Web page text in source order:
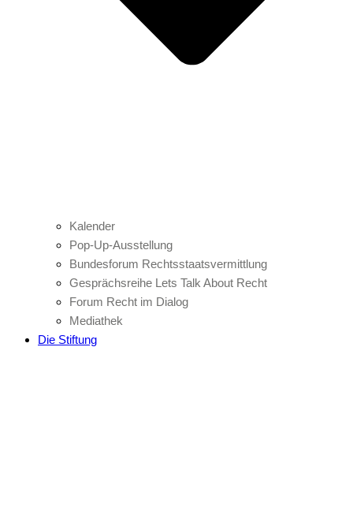
Kalender
Pop-Up-Ausstellung
Bundesforum Rechtsstaatsvermittlung
Gesprächsreihe Lets Talk About Recht
Forum Recht im Dialog
Mediathek
Die Stiftung